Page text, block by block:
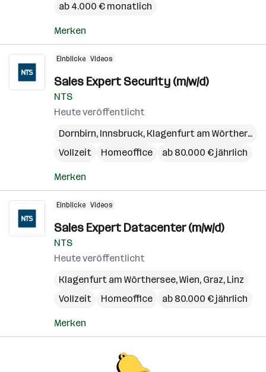
ab 4.000 € monatlich
Merken
Einblicke Videos
Sales Expert Security (m/w/d)
NTS
Heute veröffentlicht
Dornbirn, Innsbruck, Klagenfurt am Wörthersee
Vollzeit
Homeoffice ab 80.000 € jährlich
Merken
Einblicke Videos
Sales Expert Datacenter (m/w/d)
NTS
Heute veröffentlicht
Klagenfurt am Wörthersee,Wien, Graz, Linz
Vollzeit
Homeoffice ab 80.000 € jährlich
Merken